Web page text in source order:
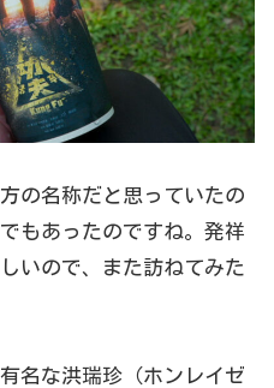
の名称だと思っていたの
もあったのですね。発祥
いので、また訪ねてみた
名な洪瑞珍（ホンレイゼ